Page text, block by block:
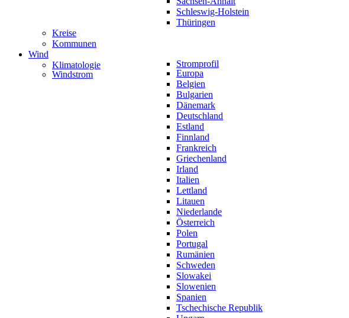
Schleswig-Holstein
Thüringen
Kreise
Kommunen
Wind
Klimatologie
Stromprofil
Windstrom
Europa
Belgien
Bulgarien
Dänemark
Deutschland
Estland
Finnland
Frankreich
Griechenland
Irland
Italien
Lettland
Litauen
Niederlande
Österreich
Polen
Portugal
Rumänien
Schweden
Slowakei
Slowenien
Spanien
Tschechische Republik